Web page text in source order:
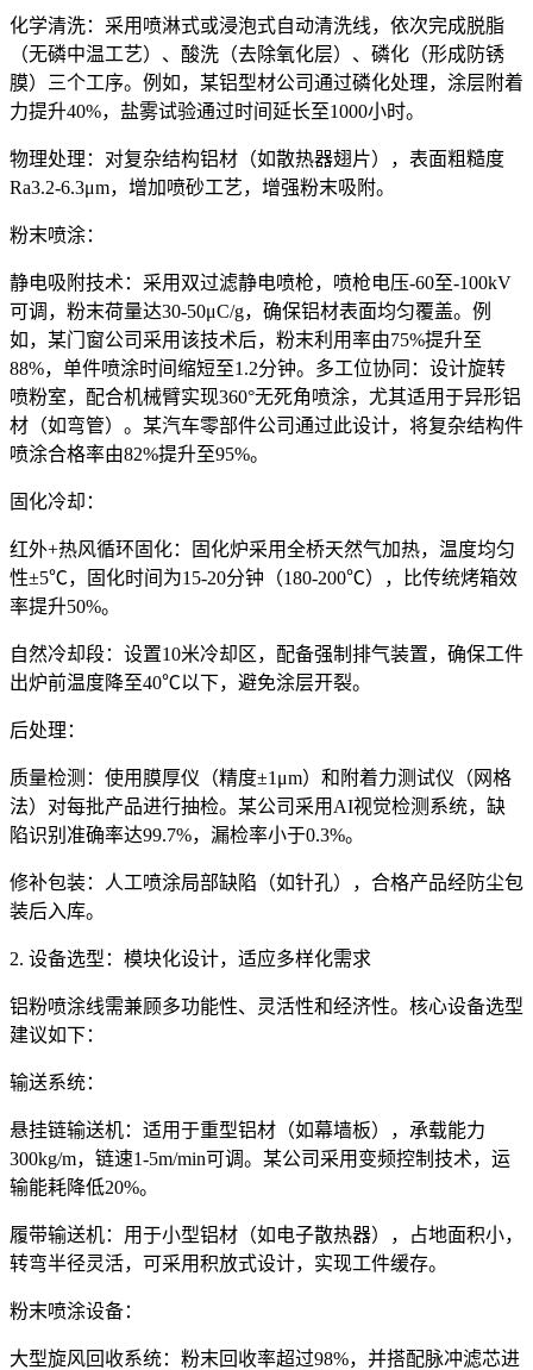
化学清洗：采用喷淋式或浸泡式自动清洗线，依次完成脱脂
（无磷中温工艺）、酸洗（去除氧化层）、磷化（形成防锈
膜）三个工序。例如，某铝型材公司通过磷化处理，涂层附着
力提升40%，盐雾试验通过时间延长至1000小时。
物理处理：对复杂结构铝材（如散热器翅片），表面粗糙度
Ra3.2-6.3μm，增加喷砂工艺，增强粉末吸附。
粉末喷涂：
静电吸附技术：采用双过滤静电喷枪，喷枪电压-60至-100kV
可调，粉末荷量达30-50μC/g，确保铝材表面均匀覆盖。例
如，某门窗公司采用该技术后，粉末利用率由75%提升至
88%，单件喷涂时间缩短至1.2分钟。多工位协同：设计旋转
喷粉室，配合机械臂实现360°无死角喷涂，尤其适用于异形铝
材（如弯管）。某汽车零部件公司通过此设计，将复杂结构件
喷涂合格率由82%提升至95%。
固化冷却：
红外+热风循环固化：固化炉采用全桥天然气加热，温度均匀
性±5℃，固化时间为15-20分钟（180-200℃），比传统烤箱效
率提升50%。
自然冷却段：设置10米冷却区，配备强制排气装置，确保工件
出炉前温度降至40℃以下，避免涂层开裂。
后处理：
质量检测：使用膜厚仪（精度±1μm）和附着力测试仪（网格
法）对每批产品进行抽检。某公司采用AI视觉检测系统，缺
陷识别准确率达99.7%，漏检率小于0.3%。
修补包装：人工喷涂局部缺陷（如针孔），合格产品经防尘包
装后入库。
2. 设备选型：模块化设计，适应多样化需求
铝粉喷涂线需兼顾多功能性、灵活性和经济性。核心设备选型
建议如下：
输送系统：
悬挂链输送机：适用于重型铝材（如幕墙板），承载能力
300kg/m，链速1-5m/min可调。某公司采用变频控制技术，运
输能耗降低20%。
履带输送机：用于小型铝材（如电子散热器），占地面积小，
转弯半径灵活，可采用积放式设计，实现工件缓存。
粉末喷涂设备：
大型旋风回收系统：粉末回收率超过98%，并搭配脉冲滤芯进